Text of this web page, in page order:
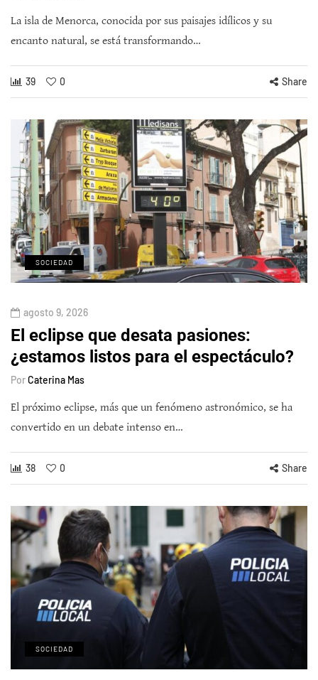
La isla de Menorca, conocida por sus paisajes idílicos y su
encanto natural, se está transformando…
39 0 Share
SOCIEDAD
agosto 9, 2026
El eclipse que desata pasiones:
¿estamos listos para el espectáculo?
PorCaterina Mas
El próximo eclipse, más que un fenómeno astronómico, se ha
convertido en un debate intenso en…
38 0 Share
SOCIEDAD